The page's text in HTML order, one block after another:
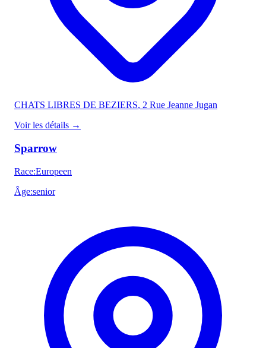
CHATS LIBRES DE BEZIERS, 2 Rue Jeanne Jugan
Voir les détails →
Sparrow
Race:Europeen
Âge:senior